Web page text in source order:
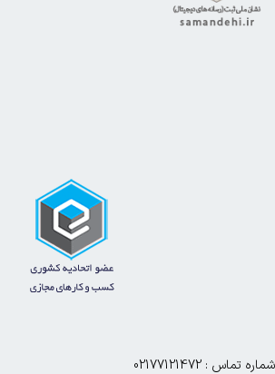
شماره تماس : 02177121472